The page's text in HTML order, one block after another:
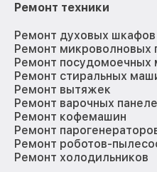
Ремонт техники
Ремонт духовых шкафов
Ремонт микроволновых
Ремонт посудомоечных
Ремонт стиральных
Ремонт вытяжек
Ремонт варочных
Ремонт кофемашин
Ремонт
Ремонт роботов-
Ремонт холодильников